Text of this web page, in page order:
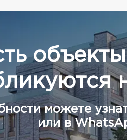
можете
или в